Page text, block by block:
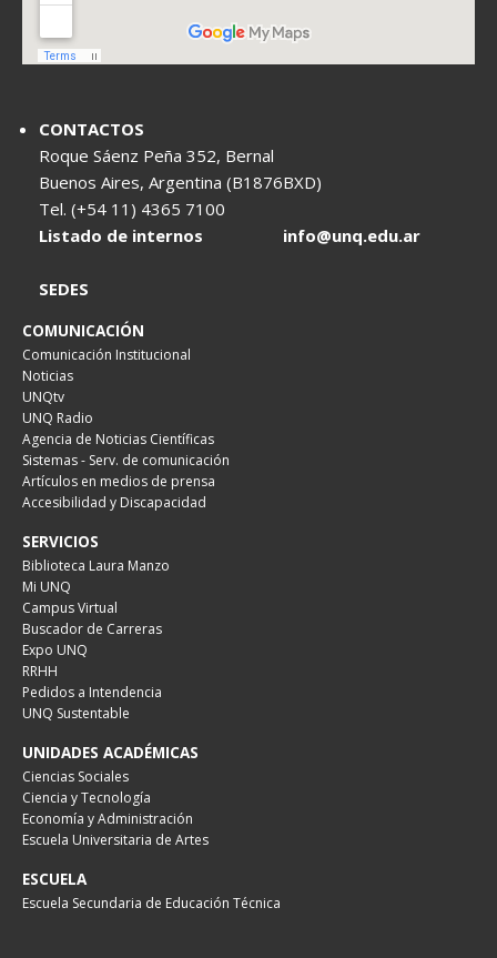
CONTACTOS
Roque Sáenz Peña 352, Bernal
Buenos Aires, Argentina (B1876BXD)
Tel. (+54 11) 4365 7100
Listado de internos
info@unq.edu.ar
SEDES
COMUNICACIÓN
Comunicación Institucional
Noticias
UNQtv
UNQ Radio
Agencia de Noticias Científicas
Sistemas - Serv. de comunicación
Artículos en medios de prensa
Accesibilidad y Discapacidad
SERVICIOS
Biblioteca Laura Manzo
Mi UNQ
Campus Virtual
Buscador de Carreras
Expo UNQ
RRHH
Pedidos a Intendencia
UNQ Sustentable
UNIDADES ACADÉMICAS
Ciencias Sociales
Ciencia y Tecnología
Economía y Administración
Escuela Universitaria de Artes
ESCUELA
Escuela Secundaria de Educación Técnica